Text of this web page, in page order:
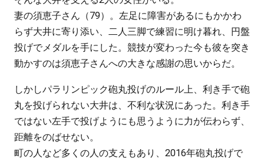
妻の須恵子さん（79）。左足に障害があるにもかかわ
らず大井に寄り添い、二人三脚で練習に明け暮れ、円盤
投げでメダルを手にした。競技が変わった今も彼を突き
動かすのは須恵子さんへの大きな感謝の思いからだ。
しかしパラリンピック砲丸投げのルール上、利き手で砲
丸を投げられない大井は、不利な状況にあった。利き手
ではない左手で投げようにも思うように力が伝わらず、
距離をのばせない。
町の人など多くの人の支えもあり、2016年砲丸投げで